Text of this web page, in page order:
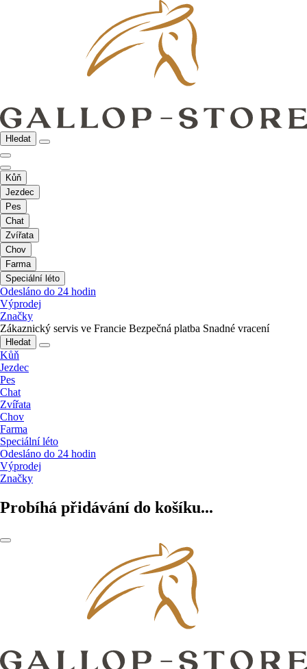
Hledat
Kůň
Jezdec
Pes
Chat
Zvířata
Chov
Farma
Speciální léto
Odesláno do 24 hodin
Výprodej
Značky
Zákaznický servis ve Francie Bezpečná platba Snadné vracení
Hledat
Kůň
Jezdec
Pes
Chat
Zvířata
Chov
Farma
Speciální léto
Odesláno do 24 hodin
Výprodej
Značky
Probíhá přidávání do košíku...